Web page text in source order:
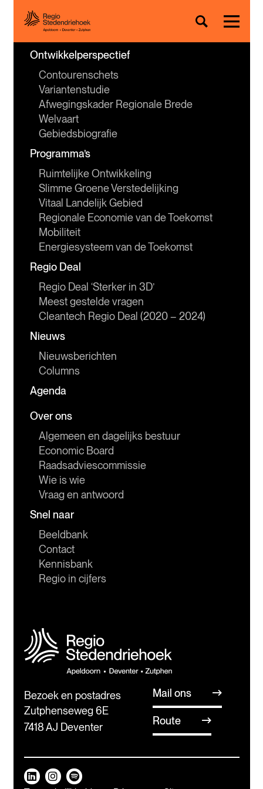
Ontwikkelperspectief
Contourenschets
Variantenstudie
Afwegingskader Regionale Brede
Welvaart
Gebiedsbiografie
Programma’s
Ruimtelijke Ontwikkeling
Slimme Groene Verstedelijking
Vitaal Landelijk Gebied
Regionale Economie van de Toekomst
Mobiliteit
Energiesysteem van de Toekomst
Regio Deal
Regio Deal ‘Sterker in 3D’
Meest gestelde vragen
Cleantech Regio Deal (2020 – 2024)
Nieuws
Nieuwsberichten
Columns
Agenda
Over ons
Algemeen en dagelijks bestuur
Economic Board
Raadsadviescommissie
Wie is wie
Vraag en antwoord
Snel naar
Beeldbank
Contact
Kennisbank
Regio in cijfers
Bezoek en postadres
Zutphenseweg 6E
7418 AJ Deventer
Mail ons
Route